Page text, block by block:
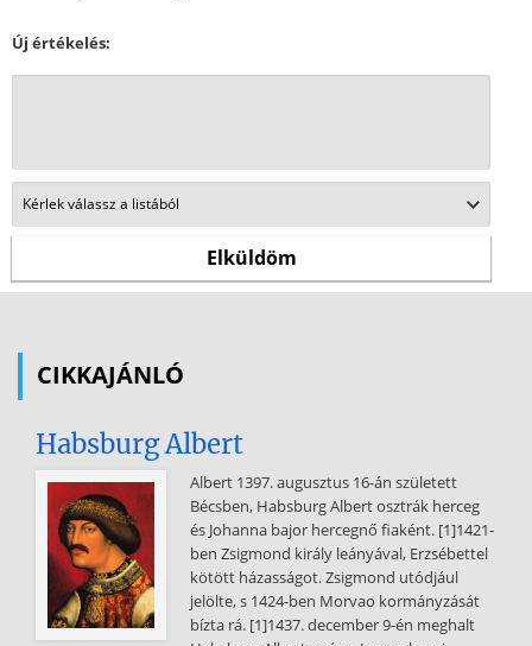
Új értékelés:
CIKKAJÁNLÓ
Habsburg Albert
Albert 1397. augusztus 16-án született
Bécsben, Habsburg Albert osztrák herceg
és Johanna bajor hercegnő fiaként. [1]1421-
ben Zsigmond király leányával, Erzsébettel
kötött házasságot. Zsigmond utódjául
jelölte, s 1424-ben Morvao kormányzását
bízta rá. [1]1437. december 9-én meghalt